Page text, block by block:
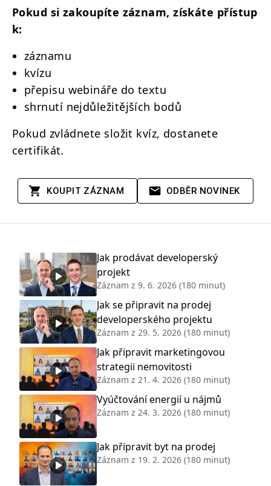
Pokud si zakoupíte záznam, získáte přístup
k:
záznamu
kvízu
přepisu webináře do textu
shrnutí nejdůležitějších bodů
Pokud zvládnete složit kvíz, dostanete
certifikát.
KOUPIT ZÁZNAM ODBĚR NOVINEK
Jak prodávat developerský
projekt
Záznam z 9. 6. 2026 (180 minut)
Jak se připravit na prodej
developerského projektu
Záznam z 29. 5. 2026 (180 minut)
Jak připravit marketingovou
strategii nemovitosti
Záznam z 21. 4. 2026 (180 minut)
Vyúčtování energií u nájmů
Záznam z 24. 3. 2026 (180 minut)
Jak připravit byt na prodej
Záznam z 19. 2. 2026 (180 minut)